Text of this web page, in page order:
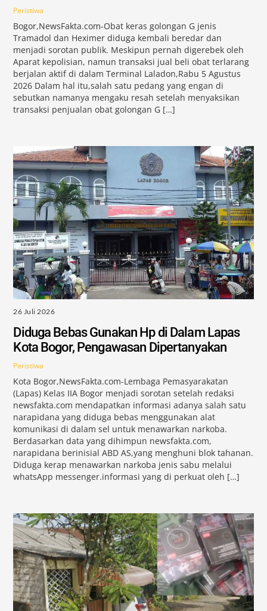
Peristiwa
Bogor,NewsFakta.com-Obat keras golongan G jenis
Tramadol dan Heximer diduga kembali beredar dan
menjadi sorotan publik. Meskipun pernah digerebek oleh
Aparat kepolisian, namun transaksi jual beli obat terlarang
berjalan aktif di dalam Terminal Laladon,Rabu 5 Agustus
2026 Dalam hal itu,salah satu pedang yang engan di
sebutkan namanya mengaku resah setelah menyaksikan
transaksi penjualan obat golongan G […]
26 Juli 2026
Diduga Bebas Gunakan Hp di Dalam Lapas
Kota Bogor, Pengawasan Dipertanyakan
Peristiwa
Kota Bogor,NewsFakta.com-Lembaga Pemasyarakatan
(Lapas) Kelas IIA Bogor menjadi sorotan setelah redaksi
newsfakta.com mendapatkan informasi adanya salah satu
narapidana yang diduga bebas menggunakan alat
komunikasi di dalam sel untuk menawarkan narkoba.
Berdasarkan data yang dihimpun newsfakta.com,
narapidana berinisial ABD AS,yang menghuni blok tahanan.
Diduga kerap menawarkan narkoba jenis sabu melalui
whatsApp messenger.informasi yang di perkuat oleh […]